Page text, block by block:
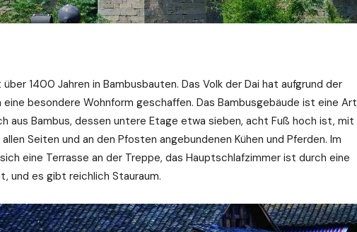
1400 Jahren in Bambusbauten. Das Volk der Dai hat aufgrund der
besondere Wohnform geschaffen. Das Bambusgebäude ist eine Art
aus Bambus, dessen untere Etage etwa sieben, acht Fuß hoch ist, mit
Seiten und an den Pfosten angebundenen Kühen und Pferden. Im
eine Terrasse an der Treppe, das Hauptschlafzimmer ist durch eine
und es gibt reichlich Stauraum.